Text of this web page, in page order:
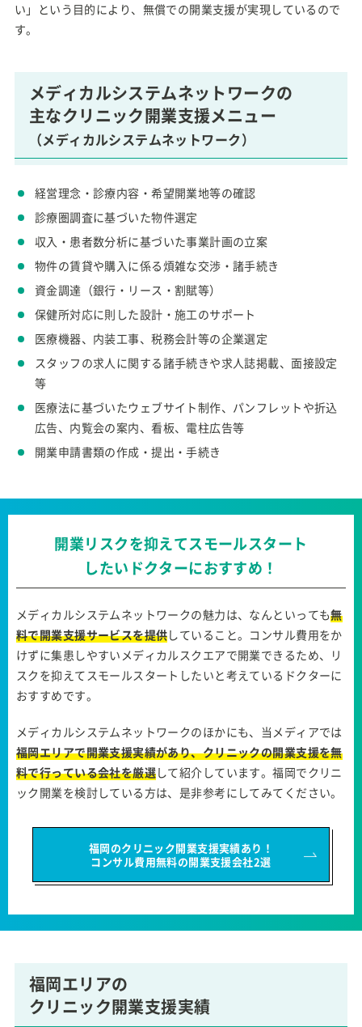
い」という目的により、無償での開業支援が実現しているので
す。
メディカルシステムネットワークの
主なクリニック開業支援メニュー
（メディカルシステムネットワーク）
経営理念・診療内容・希望開業地等の確認
診療圏調査に基づいた物件選定
収入・患者数分析に基づいた事業計画の立案
物件の賃貸や購入に係る煩雑な交渉・諸手続き
資金調達（銀行・リース・割賦等）
保健所対応に則した設計・施工のサポート
医療機器、内装工事、税務会計等の企業選定
スタッフの求人に関する諸手続きや求人誌掲載、面接設定
等
医療法に基づいたウェブサイト制作、パンフレットや折込
広告、内覧会の案内、看板、電柱広告等
開業申請書類の作成・提出・手続き
開業リスクを抑えてスモールスタート
したいドクターにおすすめ！
メディカルシステムネットワークの魅力は、なんといっても無
料で開業支援サービスを提供していること。コンサル費用をか
けずに集患しやすいメディカルスクエアで開業できるため、リ
スクを抑えてスモールスタートしたいと考えているドクターに
おすすめです。
メディカルシステムネットワークのほかにも、当メディアでは
福岡エリアで開業支援実績があり、クリニックの開業支援を無
料で行っている会社を厳選して紹介しています。福岡でクリニ
ック開業を検討している方は、是非参考にしてみてください。
福岡のクリニック開業支援実績あり！
コンサル費用無料の開業支援会社2選
福岡エリアの
クリニック開業支援実績